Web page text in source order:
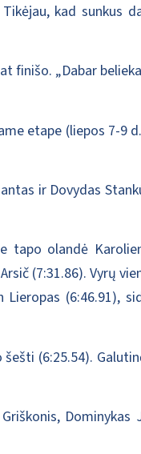
kad sunkus
finišo. „Dabar
etape (liepos 7-9
ir Dovydas
tapo olandė
(7:31.86). Vyrų
(6:46.91),
(6:25.54).